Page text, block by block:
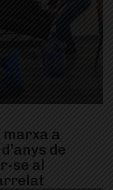
marxa a
de
se al